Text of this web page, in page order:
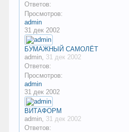
Ответов:
Просмотров:
admin
31 дек 2002
БУМАЖНЫЙ САМОЛЁТ
admin, 31 дек 2002
Ответов:
Просмотров:
admin
31 дек 2002
ВИТАФОРМ
admin, 31 дек 2002
Ответов: